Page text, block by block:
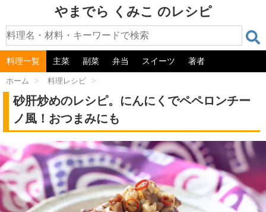
やまでら くみこ のレシピ
料理一覧 主菜 副菜 弁当 スイーツ 著者
ホーム > 料理レシピ >
砂肝炒めのレシピ。にんにくでペペロンチー
ノ風！おつまみにも